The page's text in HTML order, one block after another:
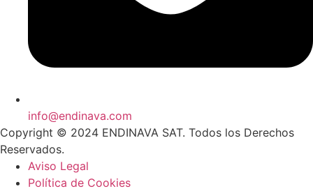
info@endinava.com
Copyright © 2024 ENDINAVA SAT. Todos los Derechos
Reservados.
Aviso Legal
Política de Cookies